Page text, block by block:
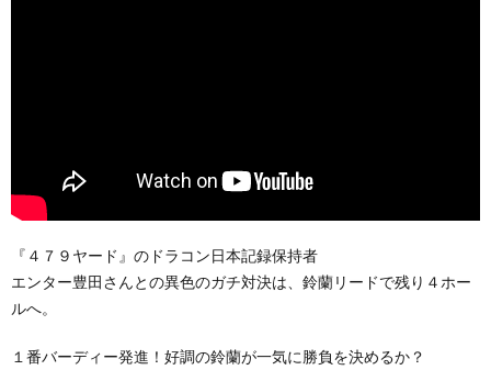
『４７９ヤード』のドラコン日本記録保持者
エンター豊田さんとの異色のガチ対決は、鈴蘭リードで残り４ホー
ルへ。
１番バーディー発進！好調の鈴蘭が一気に勝負を決めるか？